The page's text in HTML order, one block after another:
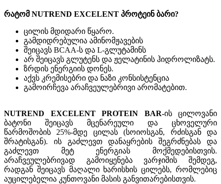
რატომ NUTREND EXCELENT პროტეინ ბარი?
ცილის მდიდარი წყარო.
გამდიდრებულია ამინომჟავების
შეიცავს BCAA-ს და L-გლუტამინს
არ შეიცავს გლუტენს და ჟელატინის ჰიდროლიზატს.
ზრდის ენერგიის დონეს.
აქვს კრემისებრი და ნაზი კონსისტენცია
გამოირჩევა არაჩვეულებრივი არომატებით.
NUTREND EXCELENT PROTEIN BAR-ის ცილოვანი
ბატონი შეიცავს მცენარეული და ცხოველური
წარმოშობის 25%-მდე ცილას (სოიოსგან, რძისგან და
შრატისგან). ის გაძლევთ დანაყრების შეგრძნებას და
გაძლევთ მეტ ენერგიას მოქმედებისთვის.
არაჩვეულებრივად გამოიყენება ვარჯიშის შემდეგ,
რადგან შეიცავს მაღალი ხარისხის ცილებს, რომლებიც
აუცილებელია კუნთოვანი მასის განვითარებისთვის.